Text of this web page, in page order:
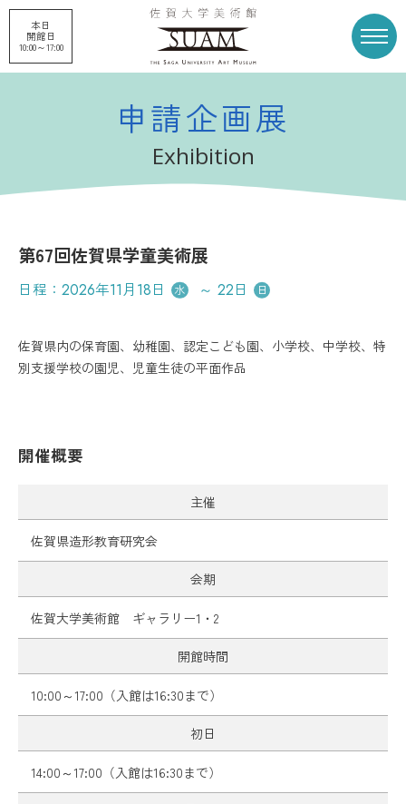
本日
開館日
10:00～17:00
展覧会
申請企画展 プロジェクト
刊行物
プレスリリース 各種ダウンロード プライバシーポリシー
申請企画展
Exhibition
第67回佐賀県学童美術展
日程： 2026年11月18日 水 ～ 22日 日
佐賀県内の保育園、幼稚園、認定こども園、小学校、中学校、特
別支援学校の園児、児童生徒の平面作品
開催概要
主催
佐賀県造形教育研究会
会期
佐賀大学美術館 ギャラリー1・2
開館時間
10:00～17:00（入館は16:30まで）
初日
14:00～17:00（入館は16:30まで）